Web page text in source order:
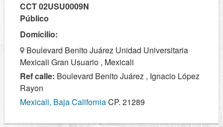
CCT 02USU0009N
Público
Domicilio:
Boulevard Benito Juárez Unidad Universitaria
Mexicali Gran Usuario , Mexicali
Ref calle: Boulevard Benito Juárez , Ignacio López
Rayon
Mexicali, Baja CaliforniaCP. 21289